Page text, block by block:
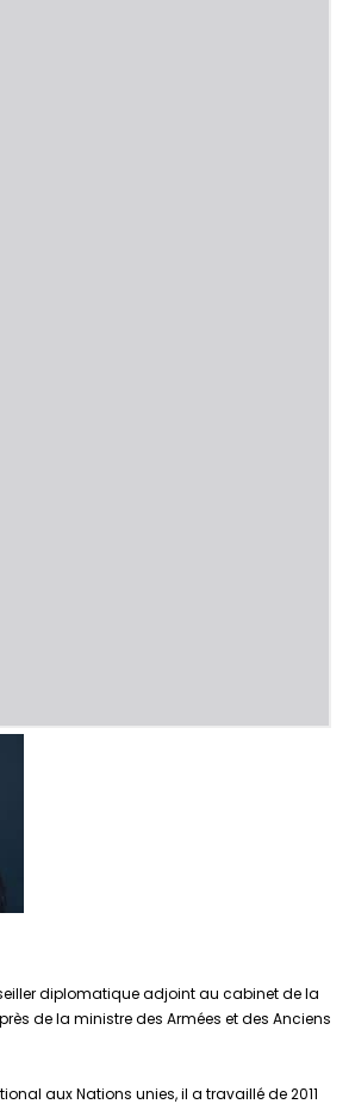
diplomatique adjoint au cabinet de la
de la ministre des Armées et des Anciens
aux Nations unies, il a travaillé de 2011